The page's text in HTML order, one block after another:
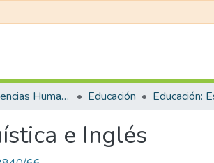
Facultad de Ciencias Humanas y Educación Educación
e Inglés